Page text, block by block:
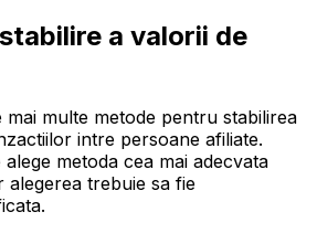
a valorii de
multe metode pentru stabilirea
intre persoane afiliate.
metoda cea mai adecvata
alegerea trebuie sa fie